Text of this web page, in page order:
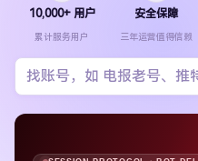
10,000+ 用户
累计服务用户
安全保障
三年运营值得信赖